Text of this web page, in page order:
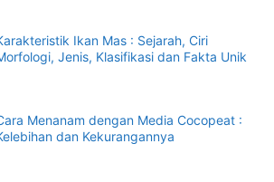
Ikan Mas : Sejarah, Ciri
Jenis, Klasifikasi dan Fakta Unik
Menanam dengan Media Cocopeat :
dan Kekurangannya